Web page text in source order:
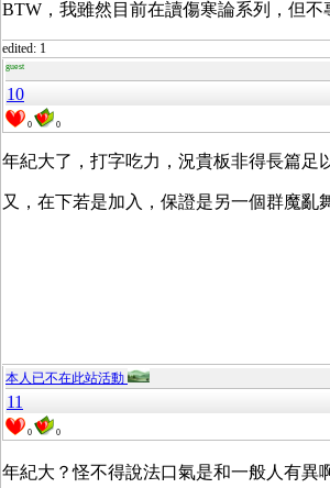
BTW，我雖然目前在讀傷寒論系列，但不
edited: 1
guest
10
0 0
年紀大了，打字吃力，況貴板非得長篇足
又，在下若是加入，保證是另一個群魔亂
本人已不在此站活動
11
0 0
年紀大？怪不得說法口氣是和一般人有異